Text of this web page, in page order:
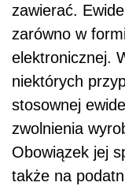
zawierać.
zarówno w
elektronicznej.
niektórych
stosownej
zwolnienia
Obowiązek jej
także na